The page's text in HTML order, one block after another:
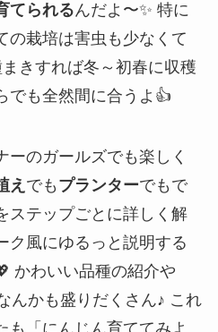
てられるんだよ〜✨ 特に
の栽培は害虫も少なくて
きすれば冬～初春に収穫
でも全然間に合うよ👍
ーのガールズでも楽しく
え でも プランターでもで
ステップごとに詳しく解
ク風にゆるっと説明する
かわいい品種の紹介や
んかも盛りだくさん♪ これ